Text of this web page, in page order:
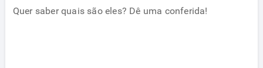
Quer saber quais são eles? Dê uma conferida!